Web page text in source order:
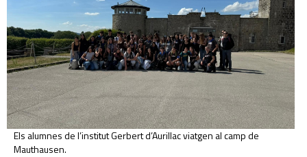
Els alumnes de l’institut Gerbert d’Aurillac viatgen al camp de
Mauthausen.